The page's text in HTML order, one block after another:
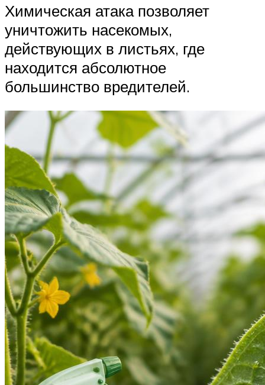
Химическая атака позволяет
уничтожить насекомых,
действующих в листьях, где
находится абсолютное
большинство вредителей.